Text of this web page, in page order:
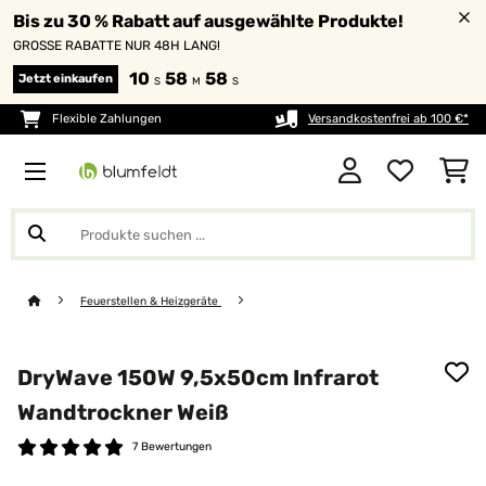
Bis zu 30 % Rabatt auf ausgewählte Produkte!
GROSSE RABATTE NUR 48H LANG!
Jetzt einkaufen 10 S 58 M 58 S
Flexible Zahlungen Versandkostenfrei ab 100 €*
Feuerstellen & Heizgeräte
DryWave 150W 9,5x50cm Infrarot
Wandtrockner Weiß
7 Bewertungen